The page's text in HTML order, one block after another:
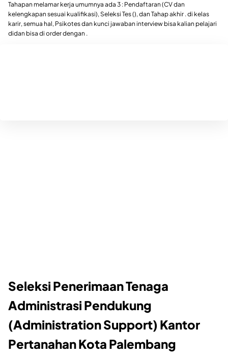
Tahapan melamar kerja umumnya ada 3 : Pendaftaran (CV dan
kelengkapan sesuai kualifikasi), Seleksi Tes (), dan Tahap akhir . di kelas
karir, semua hal, Psikotes dan kunci jawaban interview bisa kalian pelajari
didan bisa di order dengan .
Seleksi Penerimaan Tenaga
Administrasi Pendukung
(Administration Support) Kantor
Pertanahan Kota Palembang